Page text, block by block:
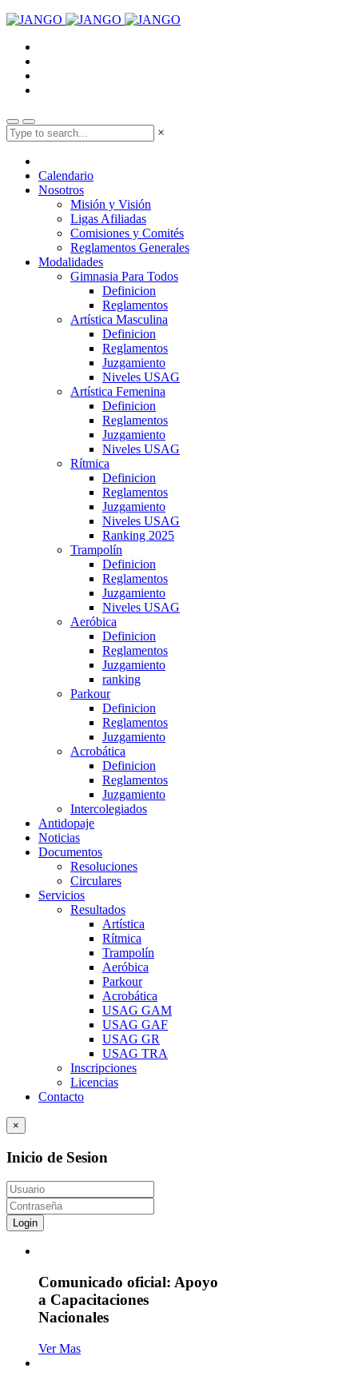
×
Calendario
Nosotros
Misión y Visión
Ligas Afiliadas
Comisiones y Comités
Reglamentos Generales
Modalidades
Gimnasia Para Todos
Definicion
Reglamentos
Artística Masculina
Definicion
Reglamentos
Juzgamiento
Niveles USAG
Artística Femenina
Definicion
Reglamentos
Juzgamiento
Niveles USAG
Rítmica
Definicion
Reglamentos
Juzgamiento
Niveles USAG
Ranking 2025
Trampolín
Definicion
Reglamentos
Juzgamiento
Niveles USAG
Aeróbica
Definicion
Reglamentos
Juzgamiento
ranking
Parkour
Definicion
Reglamentos
Juzgamiento
Acrobática
Definicion
Reglamentos
Juzgamiento
Intercolegiados
Antidopaje
Noticias
Documentos
Resoluciones
Circulares
Servicios
Resultados
Artística
Rítmica
Trampolín
Aeróbica
Parkour
Acrobática
USAG GAM
USAG GAF
USAG GR
USAG TRA
Inscripciones
Licencias
Contacto
×
Inicio de Sesion
Login
Comunicado oficial: Apoyo
a Capacitaciones
Nacionales
Ver Mas